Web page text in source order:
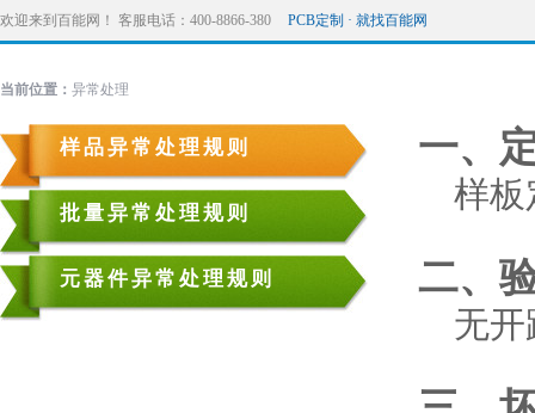
欢迎来到百能网！ 客服电话：400-8866-380 PCB定制 · 就找百能网
当前位置： 异常处理
样品异常处理规则
批量异常处理规则
元器件异常处理规则
一、
样板
二、
无开